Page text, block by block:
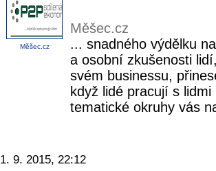
Měšec.cz
Měšec.cz
... snadného výdělku
a osobní zkušenosti
svém businessu,
když lidé pracují s
tematické okruhy vás
1. 9. 2015, 22:12